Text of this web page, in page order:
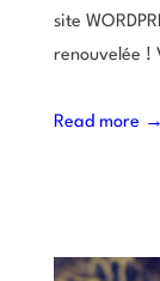
site
renouvelée
Read more →